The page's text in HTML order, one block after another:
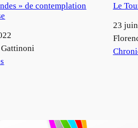
» de contemplation
à
Le
Date
23
Auteur
Par